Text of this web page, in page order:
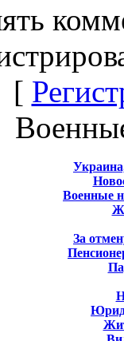
[
Военные
За